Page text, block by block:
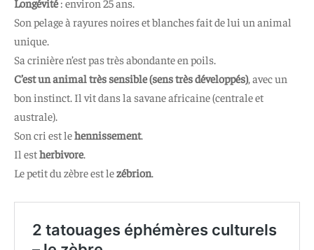
Longévité: environ 25 ans.
Son pelage à rayures noires et blanches fait de lui un animal
unique.
Sa crinière n’est pas très abondante en poils.
C’est un animal très sensible (sens très développés), avec un
bon instinct. Il vit dans la savane africaine (centrale et
australe).
Son cri est lehennissement.
Il estherbivore.
Le petit du zèbre est lezébrion.